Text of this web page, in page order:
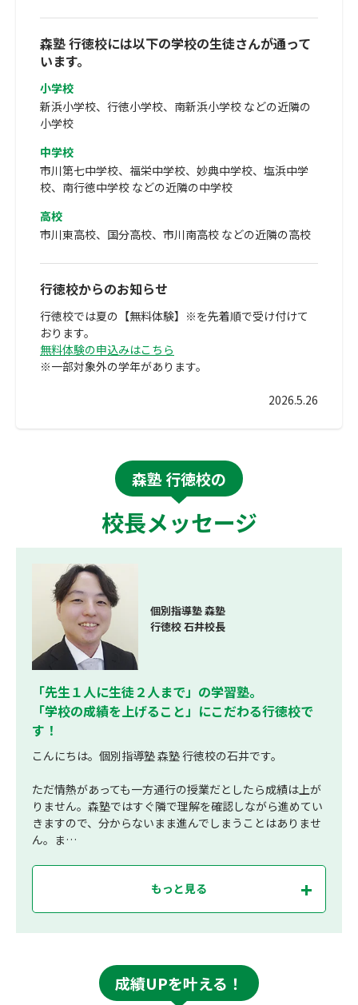
森塾 行徳校には以下の学校の生徒さんが通って
います。
小学校
新浜小学校、行徳小学校、南新浜小学校 などの近隣の
小学校
中学校
市川第七中学校、福栄中学校、妙典中学校、塩浜中学
校、南行徳中学校 などの近隣の中学校
高校
市川東高校、国分高校、市川南高校 などの近隣の高校
行徳校からのお知らせ
行徳校では夏の【無料体験】※を先着順で受け付けて
おります。
無料体験の申込みはこちら
※一部対象外の学年があります。
2026.5.26
森塾 行徳校の
校長メッセージ
個別指導塾 森塾
行徳校 石井校長
「先生１人に生徒２人まで」の学習塾。
「学校の成績を上げること」にこだわる行徳校で
す！
こんにちは。個別指導塾 森塾 行徳校の石井です。
ただ情熱があっても一方通行の授業だとしたら成績は上が
りません。森塾ではすぐ隣で理解を確認しながら進めてい
きますので、分からないまま進んでしまうことはありませ
ん。ま…
もっと見る
成績UPを叶える！